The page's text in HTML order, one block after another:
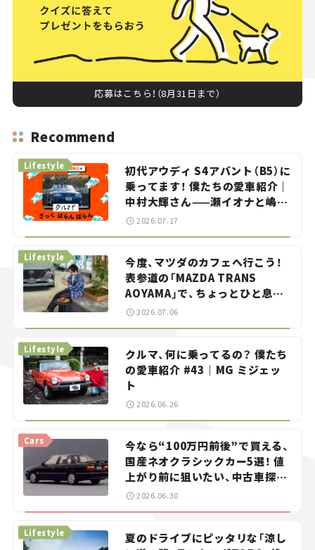
応募はこちら！（8月31日まで）
Recommend
初代アウディ S4アバント（B5）に
乗ってます！ 僕たちの愛車紹介｜
中村大輝さん——瀬イオナと嶋田
智之の「クルマでざっくばらんば
Lifestyle
2026.07.17
今度、マツダのカフェへ行こう！
表参道の「MAZDA TRANS
AOYAMA」で、ちょっとひと息。
——連載｜CCGとクルマでどうす
る？＜第13回＞
Lifestyle
2026.07.06
クルマ、何に乗ってるの？ 僕たち
の愛車紹介 #43｜MG ミジェッ
ト
Lifestyle
2026.06.26
今なら“100万円前後”で買える、
国産ネオクラシックカー5選！ 値
上がり前に狙いたい、中古車探し
をお手伝い――ちょっとイケてるマ
イカー選び #02
Cars
2026.06.30
夏のドライブにピッタリな「涼し
Lifestyle